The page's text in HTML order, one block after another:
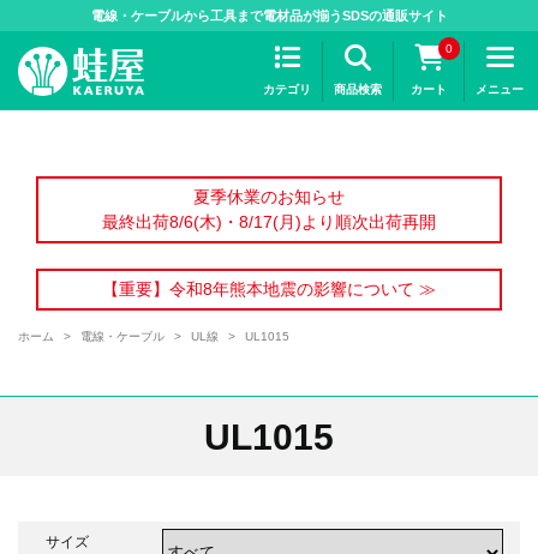
電線・ケーブルから工具まで電材品が揃うSDSの通販サイト
カテゴリ 商品検索
0
カート メニュー
夏季休業のお知らせ
最終出荷8/6(木)・8/17(月)より順次出荷再開
【重要】令和8年熊本地震の影響について ≫
ホーム > 電線・ケーブル > UL線 > UL1015
UL1015
サイズ